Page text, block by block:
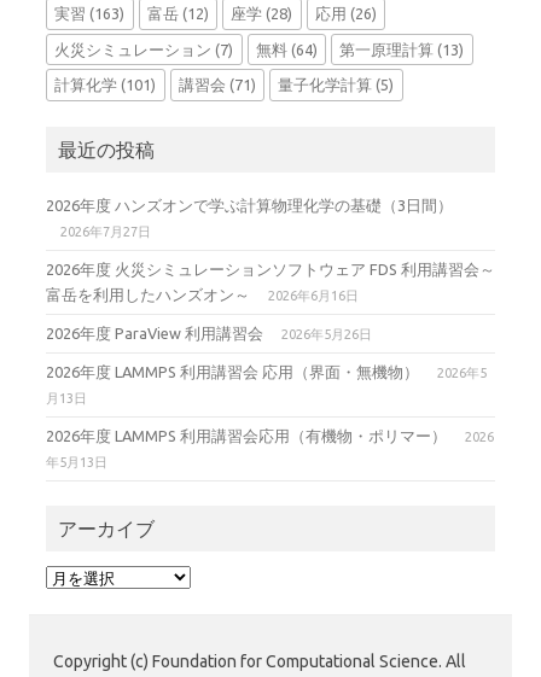
実習 (163) 富岳(12) 座学 (28) 応用 (26)
火災シミュレーション (7) 無料(64) 第一原理計算 (13)
計算化学 (101) 講習会 (71) 量子化学計算 (5)
最近の投稿
2026年度 ハンズオンで学ぶ計算物理化学の基礎（3日間）
2026年7月27日
2026年度 火災シミュレーションソフトウェア FDS 利用講習会～
富岳を利用したハンズオン～
2026年6月16日
2026年度 ParaView 利用講習会 2026年5月26日
2026年度 LAMMPS 利用講習会 応用（界面・無機物）
2026年5
月13日
2026年度 LAMMPS 利用講習会応用（有機物・ポリマー）
2026
年5月13日
アーカイブ
ア
ブ
Copyright (c) Foundation for Computational Science. All